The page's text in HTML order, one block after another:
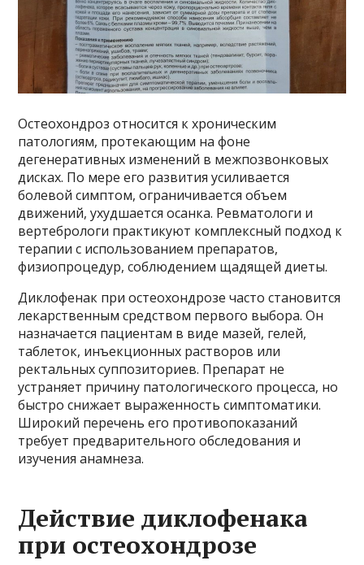
Остеохондроз относится к хроническим
патологиям, протекающим на фоне
дегенеративных изменений в межпозвонковых
дисках. По мере его развития усиливается
болевой симптом, ограничивается объем
движений, ухудшается осанка. Ревматологи и
вертебрологи практикуют комплексный подход к
терапии с использованием препаратов,
физиопроцедур, соблюдением щадящей диеты.
Диклофенак при остеохондрозе часто становится
лекарственным средством первого выбора. Он
назначается пациентам в виде мазей, гелей,
таблеток, инъекционных растворов или
ректальных суппозиториев. Препарат не
устраняет причину патологического процесса, но
быстро снижает выраженность симптоматики.
Широкий перечень его противопоказаний
требует предварительного обследования и
изучения анамнеза.
Действие диклофенака
при остеохондрозе